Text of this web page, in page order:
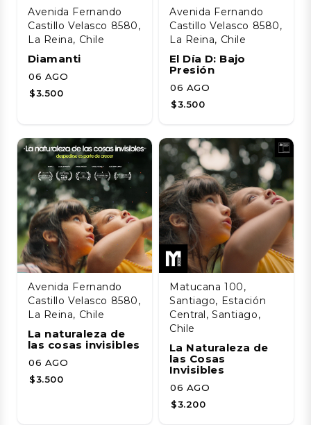
Avenida Fernando
Castillo Velasco 8580,
La Reina, Chile
Diamanti
06 AGO
$3.500
Avenida Fernando
Castillo Velasco 8580,
La Reina, Chile
El Día D: Bajo
Presión
06 AGO
$3.500
Avenida Fernando
Castillo Velasco 8580,
La Reina, Chile
La naturaleza de
las cosas invisibles
06 AGO
$3.500
Matucana 100,
Santiago, Estación
Central, Santiago,
Chile
La Naturaleza de
las Cosas
Invisibles
06 AGO
$3.200